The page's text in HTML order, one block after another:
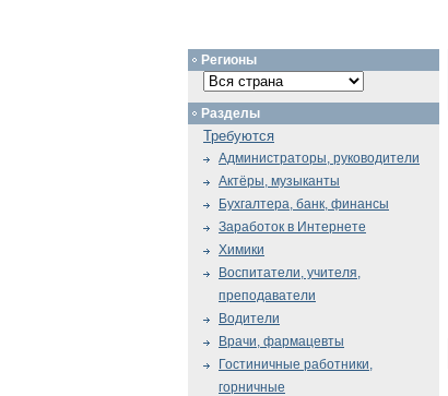
Регионы
Разделы
Требуются
Администраторы, руководители
Актёры, музыканты
Бухгалтера, банк, финансы
Заработок в Интернете
Химики
Воспитатели, учителя,
преподаватели
Водители
Врачи, фармацевты
Гостиничные работники,
горничные